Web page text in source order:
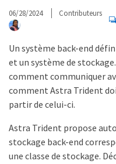
06/28/2024 Contributeurs
Un système back-end
et un système de
comment communiquer
comment Astra Trident
partir de celui-ci.
Astra Trident propose
stockage back-end
une classe de stockage.